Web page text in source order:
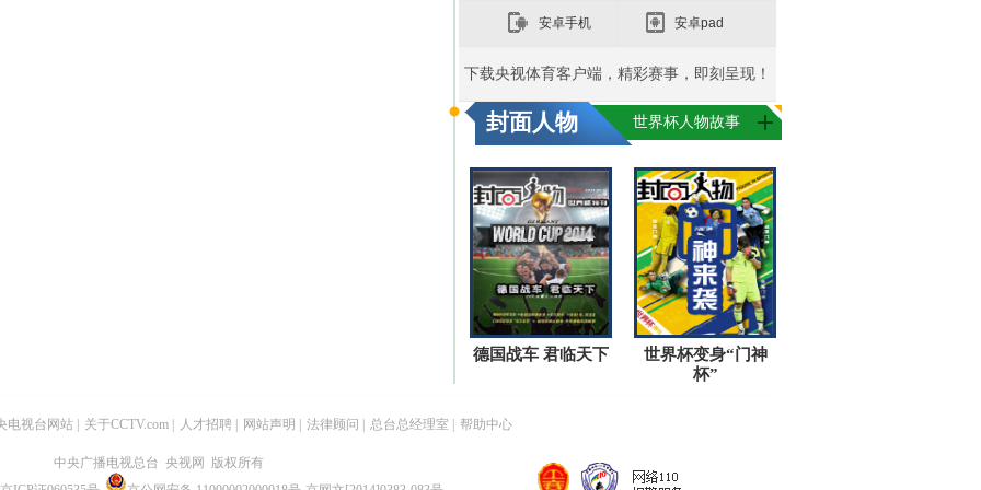
安卓手机 安卓pad
下载央视体育客户端，精彩赛事，即刻呈现！
封面人物 世界杯人物故事
德国战车 君临天下
世界杯变身“门神
杯”
电视台网站 关于CCTV.com 人才招聘 网站声明 法律顾问 总台总经理室 帮助中心
中央广播电视总台 央视网 版权所有